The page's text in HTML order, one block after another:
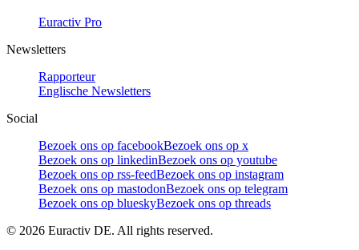
Euractiv Pro
Newsletters
Rapporteur
Englische Newsletters
Social
Bezoek ons op facebookBezoek ons op x
Bezoek ons op linkedinBezoek ons op youtube
Bezoek ons op rss-feedBezoek ons op instagram
Bezoek ons op mastodonBezoek ons op telegram
Bezoek ons op blueskyBezoek ons op threads
© 2026 Euractiv DE. All rights reserved.